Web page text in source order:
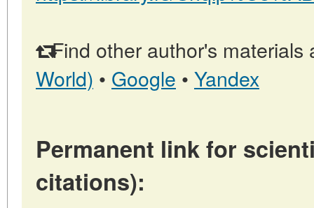
Find other author's materials
World) • Google • Yandex
Permanent link for
citations):